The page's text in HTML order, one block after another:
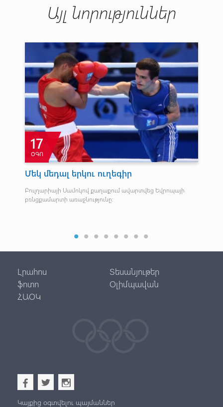
Այլ նորություններ
17
ՕԳՈ
Մեկ մեդալ երկու ուղեգիր
Բուլղարիայի Սամոկով քաղաքում ավարտվեց Եվրոպայի
բռնցքամարտի առաջնությունը:
Լրահոս
Տեսանյութեր
ֆոտո
Օլիմպավան
ՀԱՕԿ
b a x
Կայքից օգտվելու պայմաններ